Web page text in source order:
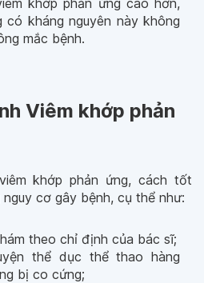
khớp phản ứng cao hơn,
có kháng nguyên này không
mắc bệnh.
Viêm khớp phản
khớp phản ứng, cách tốt
cơ gây bệnh, cụ thể như:
theo chỉ định của bác sĩ;
thể dục thể thao hàng
bị co cứng;